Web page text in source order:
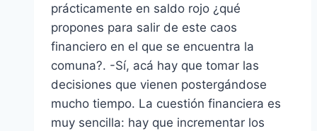
prácticamente en saldo rojo ¿qué
propones para salir de este caos
financiero en el que se encuentra la
comuna?. -Sí, acá hay que tomar las
decisiones que vienen postergándose
mucho tiempo. La cuestión financiera es
muy sencilla: hay que incrementar los